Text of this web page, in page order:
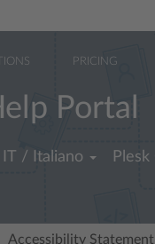
PRICING
Portal
IT / Italiano Plesk
Accessibility Statement